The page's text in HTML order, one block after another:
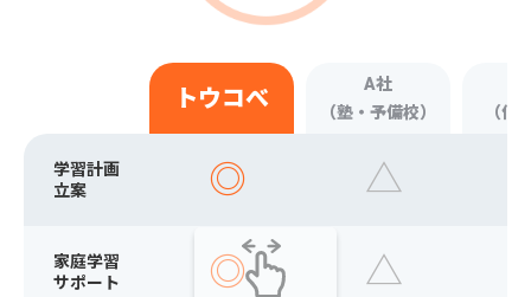
トウコべ
A社
（塾・予備校）
（個
学習計画
立案
◎ △
家庭学習
サポート
◎ △